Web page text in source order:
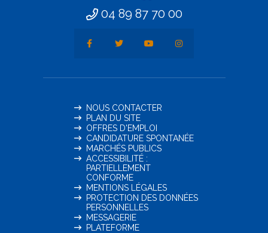
04 89 87 70 00
NOUS CONTACTER
PLAN DU SITE
OFFRES D'EMPLOI
CANDIDATURE SPONTANÉE
MARCHÉS PUBLICS
ACCESSIBILITÉ :
PARTIELLEMENT
CONFORME
MENTIONS LÉGALES
PROTECTION DES DONNÉES
PERSONNELLES
MESSAGERIE
PLATEFORME